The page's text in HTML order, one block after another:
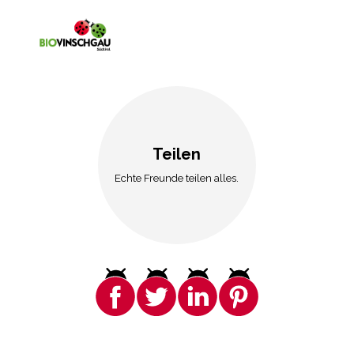
Teilen
Echte Freunde teilen alles.